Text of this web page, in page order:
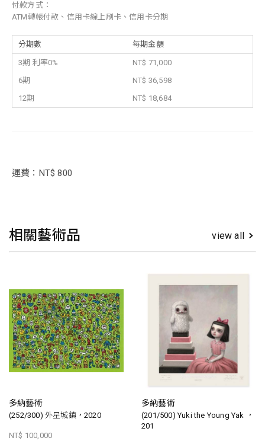
付款方式：
ATM轉帳付款、信用卡線上刷卡、信用卡分期
分期數 每期金額
3期 利率0%
NT$ 71,000
6期
NT$ 36,598
12期
NT$ 18,684
運費：NT$ 800
相關藝術品 view all
多納藝術
(252/300) 外星城鎮，2020
NT$ 100,000
多納藝術
(201/500) Yuki the Young Yak ，
201